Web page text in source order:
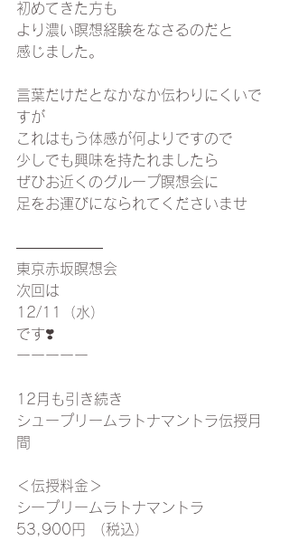
初めてきた方も
より濃い瞑想経験をなさるのだと
感じました。
言葉だけだとなかなか伝わりにくいで
すが
これはもう体感が何よりですので
少しでも興味を持たれましたら
ぜひお近くのグループ瞑想会に
足をお運びになられてくださいませ
——————
東京赤坂瞑想会
次回は
12/11（水）
です❣️
ーーーーー
12月も引き続き
シュープリームラトナマントラ伝授月
間
＜伝授料金＞
シープリームラトナマントラ
53,900円 （税込）